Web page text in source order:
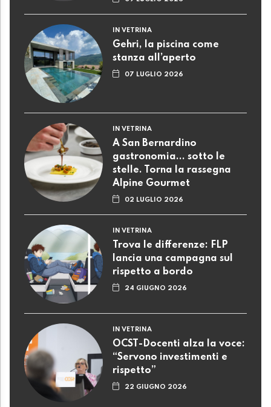
IN VETRINA
Gehri, la piscina come
stanza all’aperto
07 LUGLIO 2026
IN VETRINA
A San Bernardino
gastronomia... sotto le
stelle. Torna la rassegna
Alpine Gourmet
02 LUGLIO 2026
IN VETRINA
Trova le differenze: FLP
lancia una campagna sul
rispetto a bordo
24 GIUGNO 2026
IN VETRINA
OCST-Docenti alza la voce:
“Servono investimenti e
rispetto”
22 GIUGNO 2026